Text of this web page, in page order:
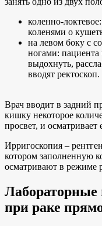
коленно-
коленями о
на левом боку с
ногами: пациента
выдохнуть,
вводят ректоскоп.
Врач вводит в задний
кишку некоторое
просвет, и осматривает
Ирригоскопия –
котором заполненную
осматривают в режиме
Лабораторные
при раке